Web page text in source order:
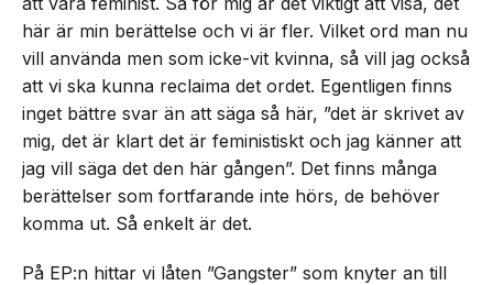
här är min berättelse och vi är fler. Vilket ord man nu
vill använda men som icke-vit kvinna, så vill jag också
att vi ska kunna reclaima det ordet. Egentligen finns
inget bättre svar än att säga så här, ”det är skrivet av
mig, det är klart det är feministiskt och jag känner att
jag vill säga det den här gången”. Det finns många
berättelser som fortfarande inte hörs, de behöver
komma ut. Så enkelt är det.
På EP:n hittar vi låten ”Gangster” som knyter an till